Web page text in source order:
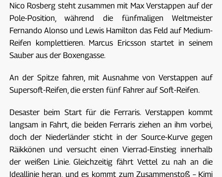
Nico Rosberg steht zusammen mit Max Verstappen auf der
Pole-Position, während die fünfmaligen Weltmeister
Fernando Alonso und Lewis Hamilton das Feld auf Medium-
Reifen komplettieren. Marcus Ericsson startet in seinem
Sauber aus der Boxengasse.
An der Spitze fahren, mit Ausnahme von Verstappen auf
Supersoft-Reifen, die ersten fünf Fahrer auf Soft-Reifen.
Desaster beim Start für die Ferraris. Verstappen kommt
langsam in Fahrt, die beiden Ferraris ziehen an ihm vorbei,
doch der Niederländer sticht in der Source-Kurve gegen
Räikkönen und versucht einen Vierrad-Einstieg innerhalb
der weißen Linie. Gleichzeitig fährt Vettel zu nah an die
Ideallinie heran, und es kommt zum Zusammenstoß – Kimi